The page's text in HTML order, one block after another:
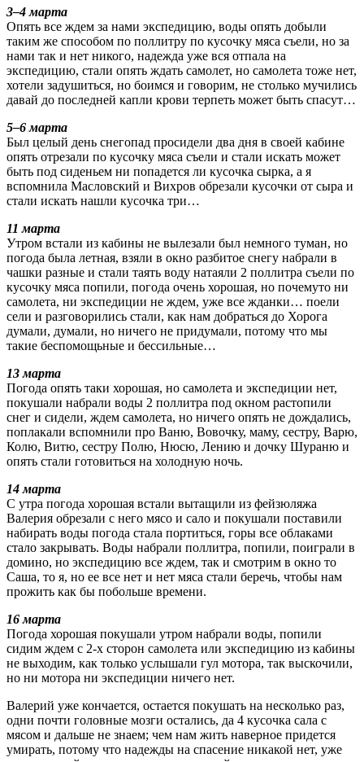
3–4 марта
Опять все ждем за нами экспедицию, воды опять добыли
таким же способом по поллитру по кусочку мяса съели, но за
нами так и нет никого, надежда уже вся отпала на
экспедицию, стали опять ждать самолет, но самолета тоже нет,
хотели задушиться, но боимся и говорим, не столько мучились
давай до последней капли крови терпеть может быть спасут…
5–6 марта
Был целый день снегопад просидели два дня в своей кабине
опять отрезали по кусочку мяса съели и стали искать может
быть под сиденьем ни попадется ли кусочка сырка, а я
вспомнила Масловский и Вихров обрезали кусочки от сыра и
стали искать нашли кусочка три…
11 марта
Утром встали из кабины не вылезали был немного туман, но
погода была летная, взяли в окно разбитое снегу набрали в
чашки разные и стали таять воду натаяли 2 поллитра съели по
кусочку мяса попили, погода очень хорошая, но почемуто ни
самолета, ни экспедиции не ждем, уже все жданки… поели
сели и разговорились стали, как нам добраться до Хорога
думали, думали, но ничего не придумали, потому что мы
такие беспомощьные и бессильные…
13 марта
Погода опять таки хорошая, но самолета и экспедиции нет,
покушали набрали воды 2 поллитра под окном растопили
снег и сидели, ждем самолета, но ничего опять не дождались,
поплакали вспомнили про Ваню, Вовочку, маму, сестру, Варю,
Колю, Витю, сестру Полю, Нюсю, Лению и дочку Шураню и
опять стали готовиться на холодную ночь.
14 марта
С утра погода хорошая встали вытащили из фейзюляжа
Валерия обрезали с него мясо и сало и покушали поставили
набирать воды погода стала портиться, горы все облаками
стало закрывать. Воды набрали поллитра, попили, поиграли в
домино, но экспедицию все ждем, так и смотрим в окно то
Саша, то я, но ее все нет и нет мяса стали беречь, чтобы нам
прожить как бы побольше времени.
16 марта
Погода хорошая покушали утром набрали воды, попили
сидим ждем с 2-х сторон самолета или экспедицию из кабины
не выходим, как только услышали гул мотора, так выскочили,
но ни мотора ни экспедиции ничего нет.
Валерий уже кончается, остается покушать на несколько раз,
одни почти головные мозги остались, да 4 кусочка сала с
мясом и дальше не знаем; чем нам жить наверное придется
умирать, потому что надежды на спасение никакой нет, уже